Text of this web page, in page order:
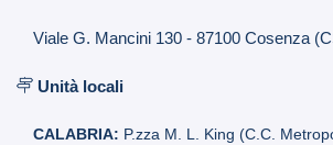
Viale G. Mancini 130 - 87100 Cosenza
Unità locali
CALABRIA: P.zza M. L. King (C.C.